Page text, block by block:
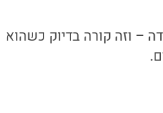
– וזה קורה בדיוק כשהוא